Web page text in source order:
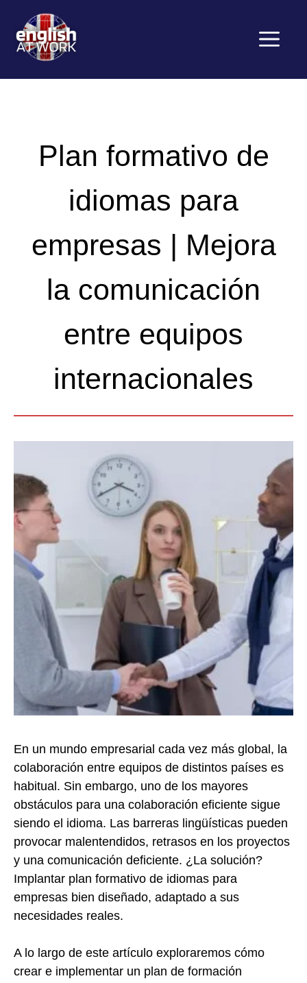
contenido
Menú
Plan formativo de
idiomas para
empresas | Mejora
la comunicación
entre equipos
internacionales
En un mundo empresarial cada vez más global, la
colaboración entre equipos de distintos países es
habitual. Sin embargo, uno de los mayores
obstáculos para una colaboración eficiente sigue
siendo el idioma. Las barreras lingüísticas pueden
provocar malentendidos, retrasos en los proyectos
y una comunicación deficiente. ¿La solución?
Implantar plan formativo de idiomas para
empresas bien diseñado, adaptado a sus
necesidades reales.
A lo largo de este artículo exploraremos cómo
crear e implementar un plan de formación